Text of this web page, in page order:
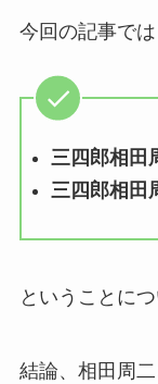
今回の記事では
三四郎相田
三四郎相田
ということに
結論、相田周